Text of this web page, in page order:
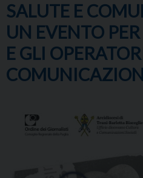
SALUTE E
UN EVENTO
E GLI